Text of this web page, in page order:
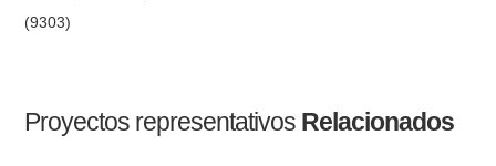
(9303)
Proyectos representativos Relacionados